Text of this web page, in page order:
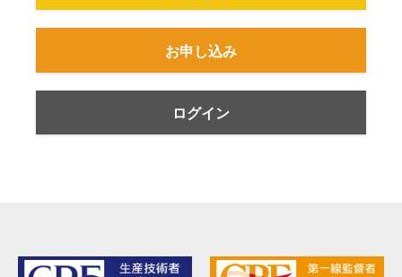
お申し込み
ログイン